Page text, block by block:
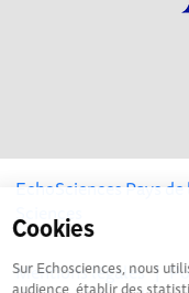
Cookies
Sur Echosciences, nous
audience, établir des
EchoSciences Pays
Sciences
Mentions légales|